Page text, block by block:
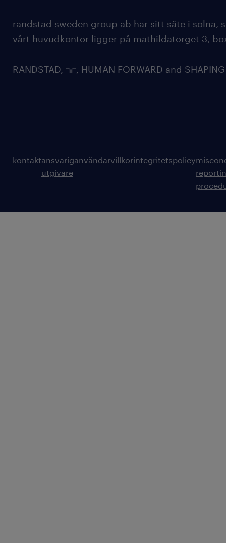
randstad sweden group ab har sitt säte i solna,
vårt huvudkontor ligger på mathildatorget 3,
RANDSTAD, , HUMAN FORWARD and
kontaktansvarig
utgivare
användarvillkorintegritetspolicy